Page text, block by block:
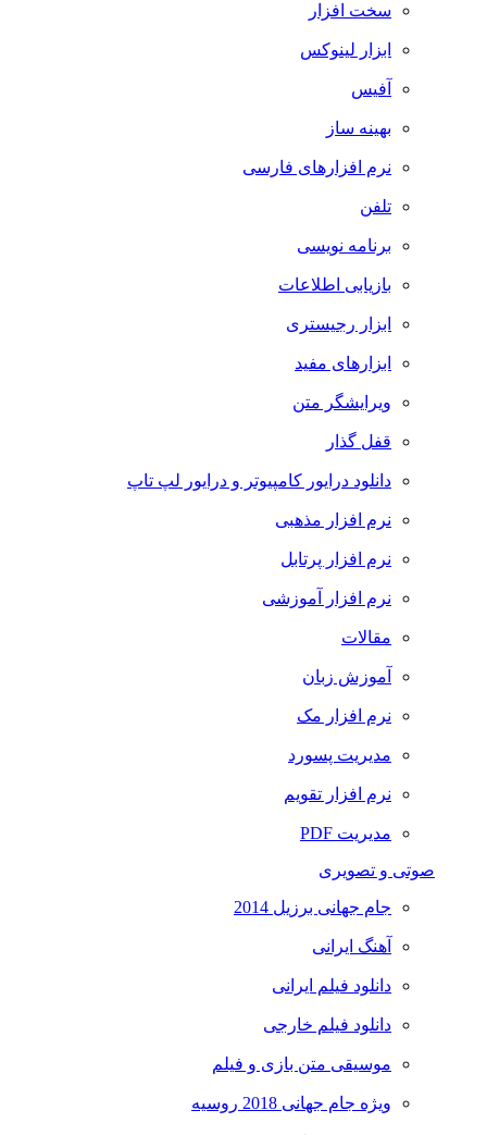
سخت افزار
ابزار لینوکس
آفیس
بهینه ساز
نرم افزارهای فارسی
تلفن
برنامه نویسی
بازیابی اطلاعات
ابزار رجیستری
ابزارهای مفید
ویرایشگر متن
قفل گذار
دانلود درایور کامپیوتر و درایور لپ تاپ
نرم افزار مذهبی
نرم افزار پرتابل
نرم افزار آموزشی
مقالات
آموزش زبان
نرم افزار مک
مدیریت پسورد
نرم افزار تقویم
مدیریت PDF
صوتی و تصویری
جام جهانی برزیل 2014
آهنگ ایرانی
دانلود فیلم ایرانی
دانلود فیلم خارجی
موسیقی متن بازی و فیلم
ویژه جام جهانی 2018 روسیه